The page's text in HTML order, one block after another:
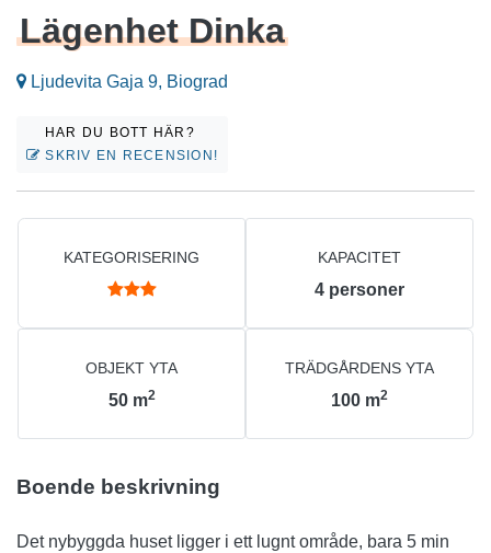
Lägenhet Dinka
Ljudevita Gaja 9, Biograd
HAR DU BOTT HÄR?
SKRIV EN RECENSION!
KATEGORISERING KAPACITET
4 personer
OBJEKT YTA
50 m2
TRÄDGÅRDENS YTA
100 m2
Boende beskrivning
Det nybyggda huset ligger i ett lugnt område, bara 5 min